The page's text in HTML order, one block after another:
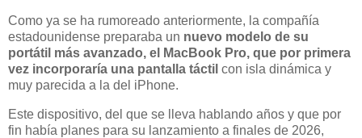
Como ya se ha rumoreado anteriormente, la compañía
estadounidense preparaba un nuevo modelo de su
portátil más avanzado, el MacBook Pro, que por primera
vez incorporaría una pantalla táctil con isla dinámica y
muy parecida a la del iPhone.
Este dispositivo, del que se lleva hablando años y que por
fin había planes para su lanzamiento a finales de 2026,